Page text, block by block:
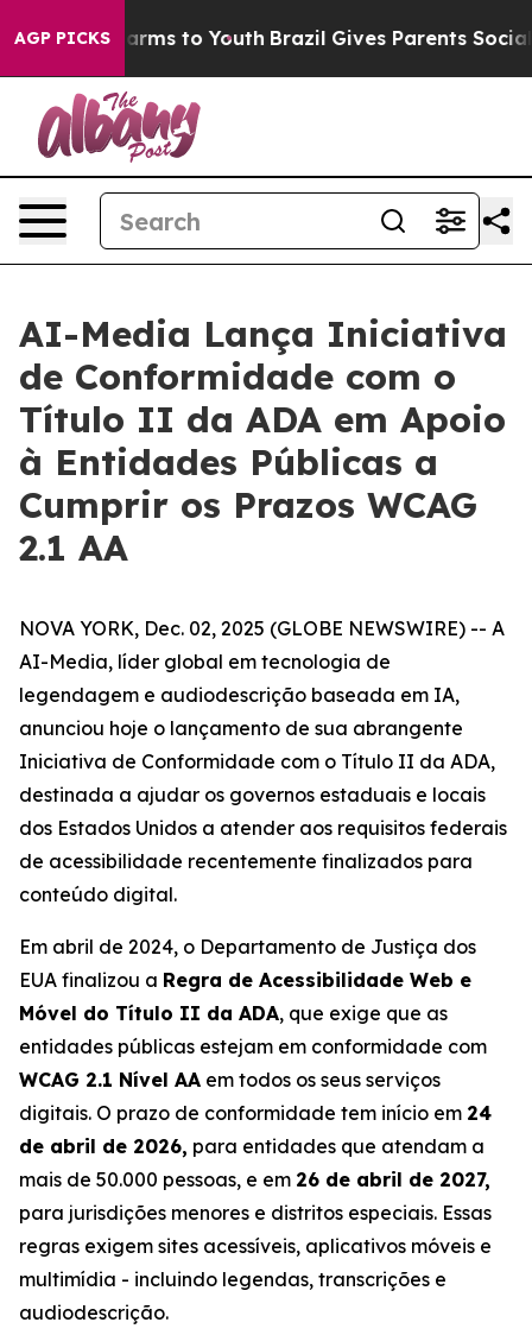
AGP PICKSHarms to Youth Brazil Gives Parents Social
AI-Media Lança Iniciativa
de Conformidade com o
Título II da ADA em Apoio
à Entidades Públicas a
Cumprir os Prazos WCAG
2.1 AA
NOVA YORK, Dec. 02, 2025 (GLOBE NEWSWIRE) -- A
AI-Media, líder global em tecnologia de
legendagem e audiodescrição baseada em IA,
anunciou hoje o lançamento de sua abrangente
Iniciativa de Conformidade com o Título II da ADA,
destinada a ajudar os governos estaduais e locais
dos Estados Unidos a atender aos requisitos federais
de acessibilidade recentemente finalizados para
conteúdo digital.
Em abril de 2024, o Departamento de Justiça dos
EUA finalizou a Regra de Acessibilidade Web e
Móvel do Título II da ADA, que exige que as
entidades públicas estejam em conformidade com
WCAG 2.1 Nível AA em todos os seus serviços
digitais. O prazo de conformidade tem início em 24
de abril de 2026, para entidades que atendam a
mais de 50.000 pessoas, e em 26 de abril de 2027,
para jurisdições menores e distritos especiais. Essas
regras exigem sites acessíveis, aplicativos móveis e
multimídia - incluindo legendas, transcrições e
audiodescrição.